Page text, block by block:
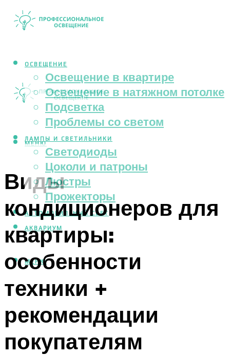
ОСВЕЩЕНИЕ
Освещение в квартире
Освещение в натяжном потолке
Подсветка
Проблемы со светом
ЛАМПЫ И СВЕТИЛЬНИКИ
Светодиоды
Цоколи и патроны
Люстры
Прожекторы
АВТОМОБИЛЬНЫЙ СВЕТ
АКВАРИУМ
МЕНЮ
МЕНЮ
Виды
кондиционеров для
квартиры:
особенности
техники +
рекомендации
покупателям